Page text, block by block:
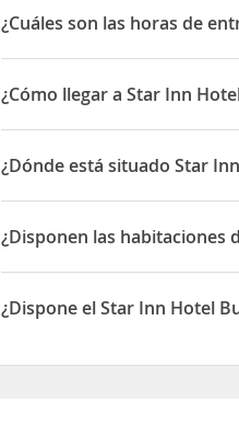
¿Cuáles son las horas de
La entrada a Star Inn Hotel
¿Cómo llegar a Star Inn
Está a 8 minutos a pie de la
la Orilla del Danubio . ElPuente
está a 7 minutos en coche.
¿Dónde está situado Star
El Star Inn Hotel Budapest
¿Disponen las habitaciones
Sí, las habitaciones del Star
¿Dispone el Star Inn Hotel